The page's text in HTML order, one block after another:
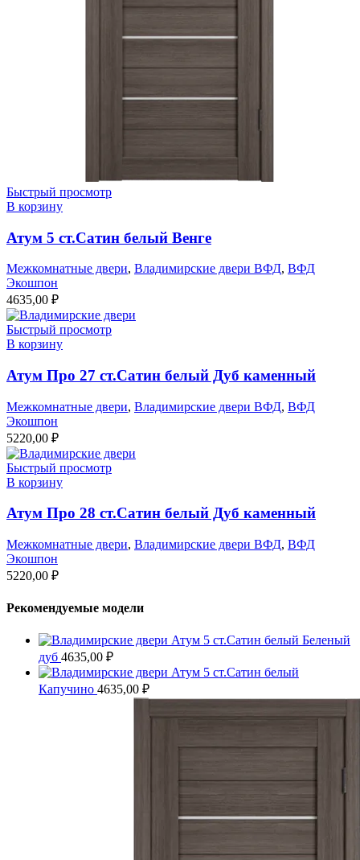
Быстрый просмотр
В корзину
Атум 5 ст.Сатин белый Венге
Межкомнатные двери, Владимирские двери ВФД, ВФД
Экошпон
4635,00 ₽
Быстрый просмотр
В корзину
Атум Про 27 ст.Сатин белый Дуб каменный
Межкомнатные двери, Владимирские двери ВФД, ВФД
Экошпон
5220,00 ₽
Быстрый просмотр
В корзину
Атум Про 28 ст.Сатин белый Дуб каменный
Межкомнатные двери, Владимирские двери ВФД, ВФД
Экошпон
5220,00 ₽
Рекомендуемые модели
Атум 5 ст.Сатин белый Беленый
дуб 4635,00 ₽
Атум 5 ст.Сатин белый
Капучино 4635,00 ₽